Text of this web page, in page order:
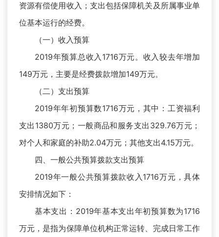
资源有偿使用收入；支出包括保障机关及所属事业单
位基本运行的经费。
（一）收入预算
2019年预算总收入1716万元。收入较去年增加
149万元，主要是经费拨款增加149万元。
（二）支出预算
2019年年初预算数1716万元，其中：工资福利
支出1380万元；一般商品和服务支出329.76万元；
对个人和家庭的补助2.04万元；其他支出4.15万元。
四、一般公共预算拨款支出预算
2019年一般公共预算拨款收入1716万元，具体
安排情况如下：
基本支出：2019年基本支出年初预算数为1716
万元，是指为保障单位机构正常运转、完成日常工作